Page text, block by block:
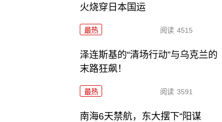
火烧穿日本国运
最热 阅读 4515
泽连斯基的“清场行动”与乌克兰的
末路狂飙！
最热 阅读 3591
南海6天禁航，东大摆下“阳谋